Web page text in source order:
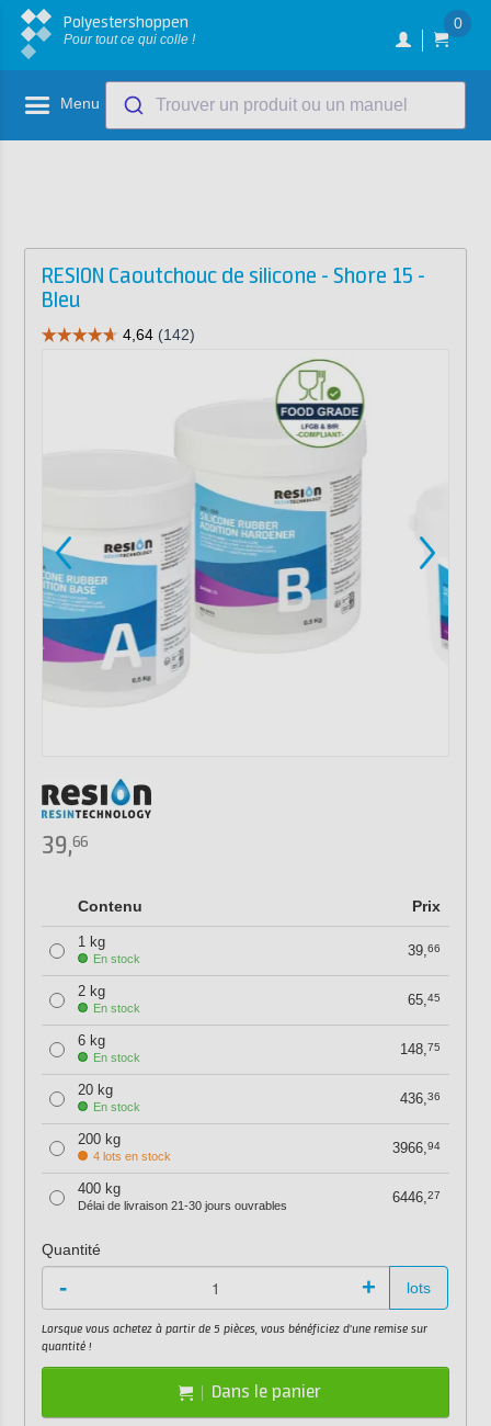
Polyestershoppen
Pour tout ce qui colle !
0
Menu Trouver un produit ou un manuel
RESION Caoutchouc de silicone - Shore 15 -
Bleu
39,66
Contenu Prix
1 kg
En stock 39,66
2 kg
En stock 65,45
6 kg
En stock 148,75
20 kg
En stock 436,36
200 kg
4 lots en stock 3966,94
400 kg
Délai de livraison 21-30 jours ouvrables 6446,27
Quantité
- + lots
Lorsque vous achetez à partir de 5 pièces, vous bénéficiez d'une remise sur
quantité !
Dans le panier